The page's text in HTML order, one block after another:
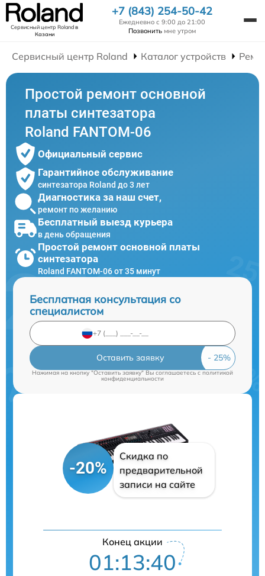
Сервисный центр Rolandв
Казани
+7 (843) 254-50-42
Ежедневно с 9:00 до 21:00
Позвонить мне утром
Сервисный центр Roland Каталог устройств
Простой ремонт основной
платы синтезатора
Roland FANTOM-06
Официальный сервис
Гарантийное обслуживание
синтезатора Roland до 3 лет
Диагностика за наш счет,
ремонт по желанию
Бесплатный выезд курьера
в день обращения
Простой ремонт основной платы
синтезатора
Roland FANTOM-06 от 35 минут
Бесплатная консультация со
специалистом
Оставить заявку
Нажимая на кнопку "Оставить заявку" Вы соглашаетесь cполитикой
конфиденциальности
-20%
Скидка по
предварительной
записи на сайте
Конец акции
01:13:39